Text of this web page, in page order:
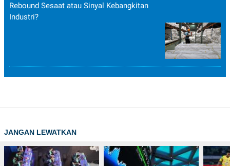
Rebound Sesaat atau Sinyal Kebangkitan
Industri?
JANGAN LEWATKAN